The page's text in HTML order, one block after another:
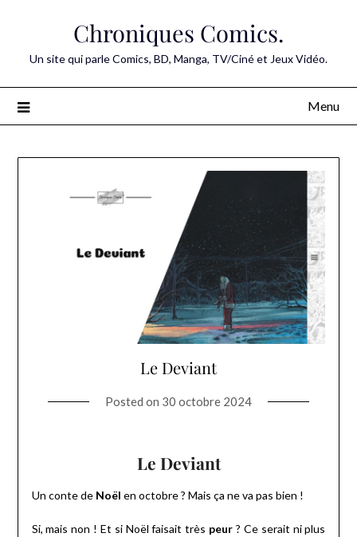
Chroniques Comics.
Un site qui parle Comics, BD, Manga, TV/Ciné et Jeux Vidéo.
Menu
Le Deviant
Posted on 30 octobre 2024
Le Deviant
Un conte de Noël en octobre ? Mais ça ne va pas bien !
Si, mais non ! Et si Noël faisait très peur ? Ce serait ni plus